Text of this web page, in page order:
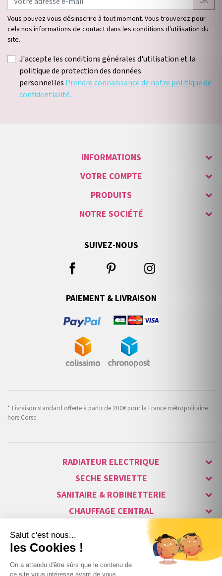
Vous pouvez vous désinscrire à tout moment. Vous trouverez pour
cela nos informations de contact dans les conditions d'utilisation du
site.
J'accepte les conditions générales d'utilisation et la
politique de protection des données
personnellesPrendre connaissance de notre politique de
confidentialité.
INFORMATIONS
VOTRE COMPTE
PRODUITS
NOTRE SOCIÉTÉ
SUIVEZ-NOUS
PAIEMENT & LIVRAISON
* Livraison standard offerte à partir de 200€ pour la France métropolitaine
hors Corse
RADIATEUR ELECTRIQUE
SECHE SERVIETTE
SANITAIRE & ROBINETTERIE
CHAUFFAGE CENTRAL
ALARME & SÉCURITÉ
MAISON CONNECTÉE
VISIOPHONE & INTERPHONE